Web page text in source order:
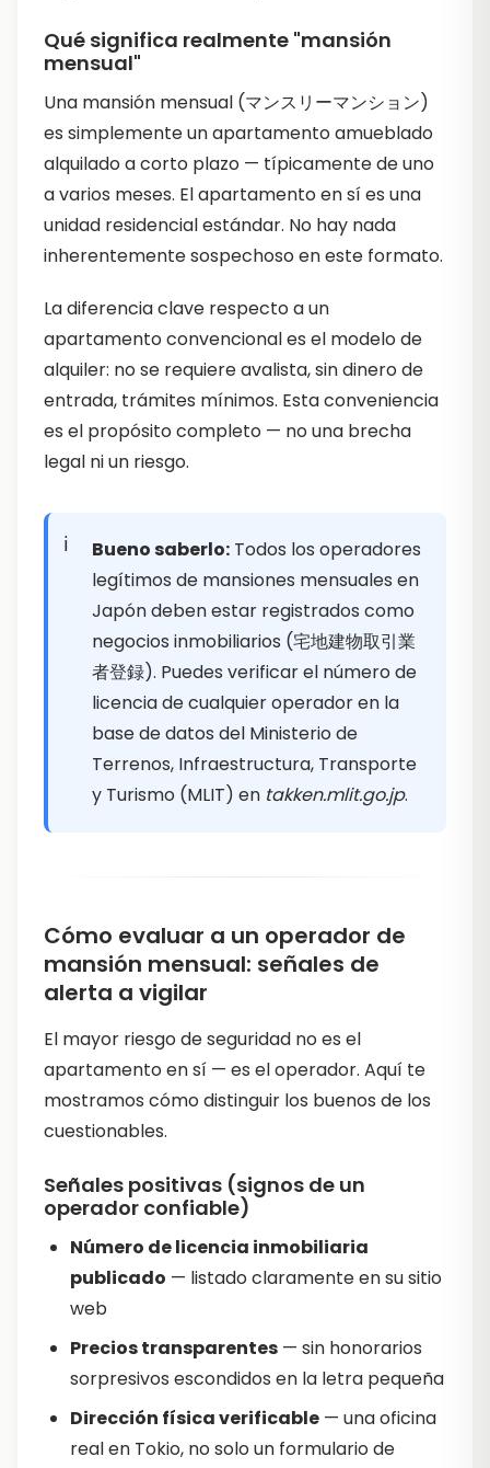
Qué significa realmente "mansión
mensual"
Una mansión mensual (マンスリーマンション)
es simplemente un apartamento amueblado
alquilado a corto plazo — típicamente de uno
a varios meses. El apartamento en sí es una
unidad residencial estándar. No hay nada
inherentemente sospechoso en este formato.
La diferencia clave respecto a un
apartamento convencional es el modelo de
alquiler: no se requiere avalista, sin dinero de
entrada, trámites mínimos. Esta conveniencia
es el propósito completo — no una brecha
legal ni un riesgo.
Bueno saberlo: Todos los operadores
legítimos de mansiones mensuales en
Japón deben estar registrados como
negocios inmobiliarios (宅地建物取引業
者登録). Puedes verificar el número de
licencia de cualquier operador en la
base de datos del Ministerio de
Terrenos, Infraestructura, Transporte
y Turismo (MLIT) en takken.mlit.go.jp.
Cómo evaluar a un operador de
mansión mensual: señales de
alerta a vigilar
El mayor riesgo de seguridad no es el
apartamento en sí — es el operador. Aquí te
mostramos cómo distinguir los buenos de los
cuestionables.
Señales positivas (signos de un
operador confiable)
Número de licencia inmobiliaria
publicado — listado claramente en su sitio
web
Precios transparentes — sin honorarios
sorpresivos escondidos en la letra pequeña
Dirección física verificable — una oficina
real en Tokio, no solo un formulario de